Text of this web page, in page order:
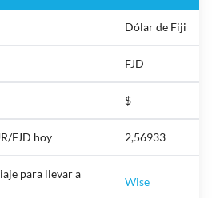
Dólar de Fiji
FJD
$
FJD hoy 2,56933
para llevar a
Wise